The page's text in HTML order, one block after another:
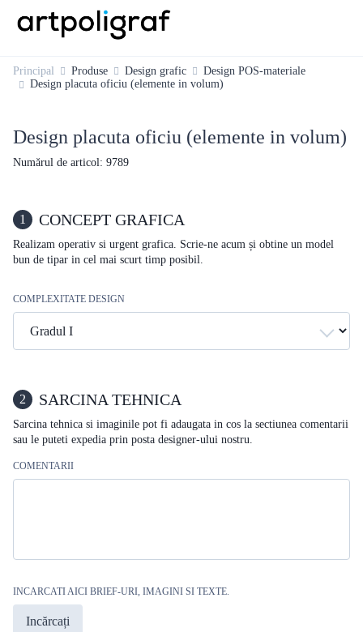
Principal Produse Design grafic
Design POS-materiale
Design placuta oficiu (elemente in volum)
Design placuta oficiu (elemente in volum)
Numărul de articol: 9789
1 CONCEPT GRAFICA
Realizam operativ si urgent grafica. Scrie-ne acum și obtine un model
bun de tipar in cel mai scurt timp posibil.
COMPLEXITATE DESIGN
2 SARCINA TEHNICA
Sarcina tehnica si imaginile pot fi adaugata in cos la sectiunea comentarii
sau le puteti expedia prin posta designer-ului nostru.
COMENTARII
INCARCATI AICI BRIEF-URI, IMAGINI SI TEXTE.
Incărcați